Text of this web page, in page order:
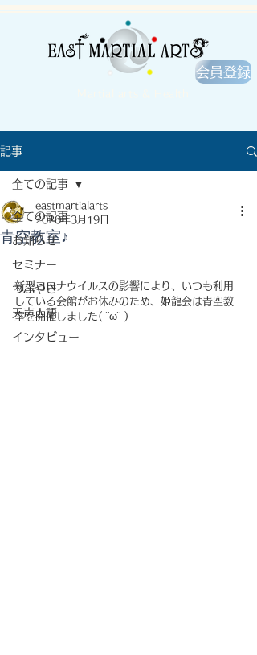
会員登録
記事
全ての記事
お知らせ
セミナー
つぶやき
天声人語
インタビュー
全ての記事
青空教室♪
eastmartialarts
2020年3月19日
新型コロナウイルスの影響により、いつも利用
している会館がお休みのため、姫龍会は青空教
室を開催しました( ˘ω˘ )